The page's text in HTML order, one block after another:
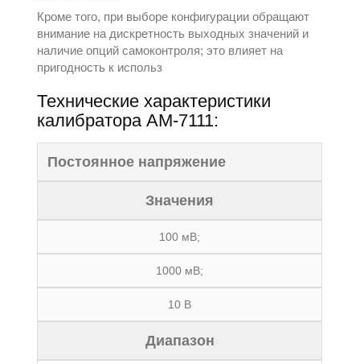
Кроме того, при выборе конфигурации обращают
внимание на дискретность выходных значений и
наличие опций самоконтроля; это влияет на
пригодность к использ
Технические характеристики
калибратора АМ-7111:
Постоянное напряжение
Значения
100 мВ;
1000 мВ;
10 В
Диапазон